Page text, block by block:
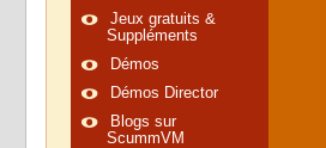
Jeux gratuits &
Suppléments
Démos
Démos Director
Blogs sur
ScummVM